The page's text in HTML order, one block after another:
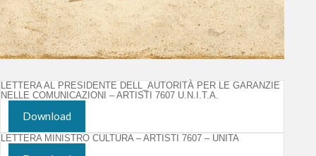
LETTERA AL PRESIDENTE DELL_AUTORITÀ PER LE GARANZIE
NELLE COMUNICAZIONI – ARTISTI 7607 U.N.I.T.A.
Download
LETTERA MINISTRO CULTURA – ARTISTI 7607 – UNITA